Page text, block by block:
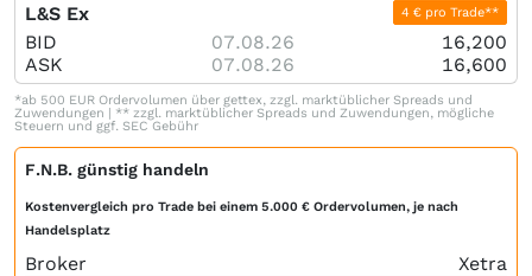
L&S Ex 4 € pro Trade**
BID 07.08.26
16,200
ASK
07.08.26 16,600
*ab 500 EUR Ordervolumen über gettex, zzgl. marktüblicher Spreads und
Zuwendungen | ** zzgl. marktüblicher Spreads und Zuwendungen, mögliche
Steuern und ggf. SEC Gebühr
F.N.B. günstig handeln
Kostenvergleich pro Trade bei einem 5.000 € Ordervolumen, je nach
Handelsplatz
Broker Xetra